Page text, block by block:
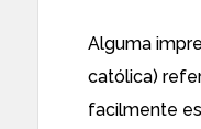
Alguma
católica)
facilmente